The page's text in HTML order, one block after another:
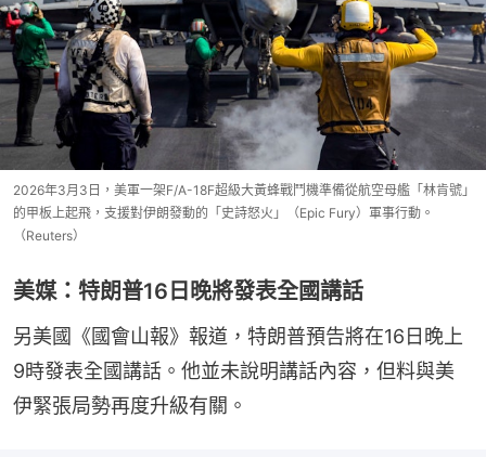
2026年3月3日，美軍一架F/A-18F超級大黃蜂戰鬥機準備從航空母艦「林肯號」
的甲板上起飛，支援對伊朗發動的「史詩怒火」（Epic Fury）軍事行動。
（Reuters）
美媒：特朗普16日晚將發表全國講話
另美國《國會山報》報道，特朗普預告將在16日晚上
9時發表全國講話。他並未說明講話內容，但料與美
伊緊張局勢再度升級有關。